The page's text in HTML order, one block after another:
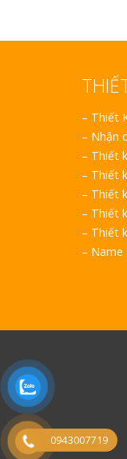
– Thiết
– Nhận
– Thiết
– Thiết
– Thiết
– Thiết
– Thiết
– Name
0943007719